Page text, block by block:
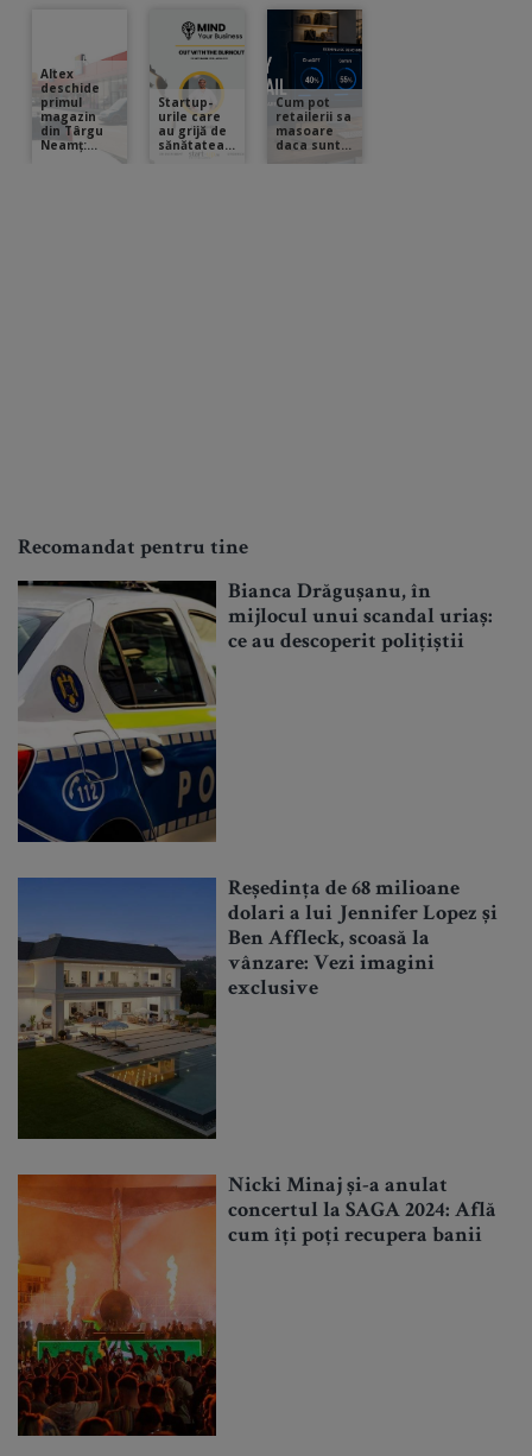
Recomandat pentru tine
Bianca Drăgușanu, în
mijlocul unui scandal uriaș:
ce au descoperit polițiștii
Reședința de 68 milioane
dolari a lui Jennifer Lopez și
Ben Affleck, scoasă la
vânzare: Vezi imagini
exclusive
Nicki Minaj și-a anulat
concertul la SAGA 2024: Află
cum îți poți recupera banii